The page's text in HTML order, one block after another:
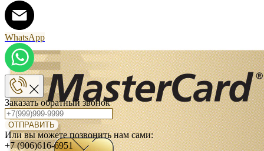
WhatsApp
Заказать обратный звонок
ОТПРАВИТЬ
Или вы можете позвонить нам сами:
+7 (906)616-6951